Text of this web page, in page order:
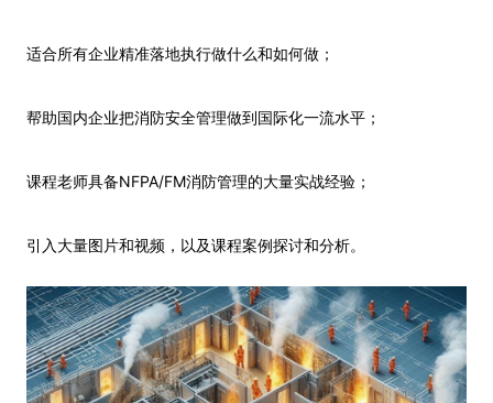
适合所有企业精准落地执行做什么和如何做；
帮助国内企业把消防安全管理做到国际化一流水平；
课程老师具备NFPA/FM消防管理的大量实战经验；
引入大量图片和视频，以及课程案例探讨和分析。